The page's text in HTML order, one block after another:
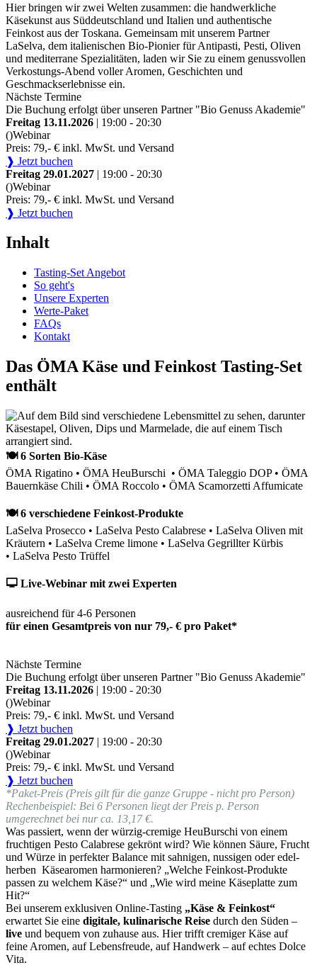
Hier bringen wir zwei Welten zusammen: die handwerkliche
Käsekunst aus Süddeutschland und Italien und authentische
Feinkost aus der Toskana. Gemeinsam mit unserem Partner
LaSelva, dem italienischen Bio-Pionier für Antipasti, Pesti, Oliven
und mediterrane Spezialitäten, laden wir Sie zu einem genussvollen
Verkostungs-Abend voller Aromen, Geschichten und
Geschmackserlebnisse ein.
Nächste Termine
Die Buchung erfolgt über unseren Partner "Bio Genuss Akademie"
Freitag 13.11.2026 | 19:00 - 20:30
()Webinar
Preis: 79,- € inkl. MwSt. und Versand
❱ Jetzt buchen
Freitag 29.01.2027 | 19:00 - 20:30
()Webinar
Preis: 79,- € inkl. MwSt. und Versand
❱ Jetzt buchen
Inhalt
Tasting-Set Angebot
So geht's
Unsere Experten
Werte-Paket
FAQs
Kontakt
Das ÖMA Käse und Feinkost Tasting-Set
enthält
🍽 6 Sorten Bio-Käse
ÖMA Rigatino • ÖMA HeuBurschi • ÖMA Taleggio DOP • ÖMA
Bauernkäse Chili • ÖMA Roccolo • ÖMA Scamorzetti Affumicate
🍽 6 verschiedene Feinkost-Produkte
LaSelva Prosecco • LaSelva Pesto Calabrese • LaSelva Oliven mit
Kräutern • LaSelva Creme limone • LaSelva Gegrillter Kürbis
• LaSelva Pesto Trüffel
🖵 Live-Webinar mit zwei Experten
ausreichend für 4-6 Personen
für einen Gesamtpreis von nur 79,- € pro Paket*
Nächste Termine
Die Buchung erfolgt über unseren Partner "Bio Genuss Akademie"
Freitag 13.11.2026 | 19:00 - 20:30
()Webinar
Preis: 79,- € inkl. MwSt. und Versand
❱ Jetzt buchen
Freitag 29.01.2027 | 19:00 - 20:30
()Webinar
Preis: 79,- € inkl. MwSt. und Versand
❱ Jetzt buchen
*Paket-Preis (Preis gilt für die ganze Gruppe - nicht pro Person)
Rechenbeispiel: Bei 6 Personen liegt der Preis p. Person
umgerechnet bei nur ca. 13,17 €.
Was passiert, wenn der würzig-cremige HeuBurschi von einem
fruchtigen Pesto Calabrese gekrönt wird? Wie können Säure, Frucht
und Würze in perfekter Balance mit sahnigen, nussigen oder edel-
herben Käsearomen harmonieren? „Welche Feinkost-Produkte
passen zu welchem Käse?“ und „Wie wird meine Käseplatte zum
Hit?“
Bei unserem exklusiven Online-Tasting „Käse & Feinkost“
erwartet Sie eine digitale, kulinarische Reise durch den Süden –
live und bequem von zuhause aus. Hier trifft cremiger Käse auf
feine Aromen, auf Lebensfreude, auf Handwerk – auf echtes Dolce
Vita.